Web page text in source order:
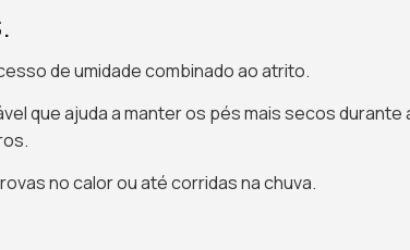
de umidade combinado ao atrito.
que ajuda a manter os pés mais secos durante
no calor ou até corridas na chuva.